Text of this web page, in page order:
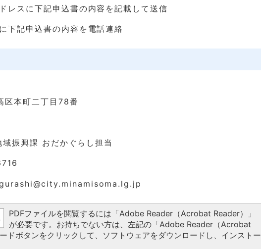
スに下記申込書の内容を記載して送信
下記申込書の内容を電話連絡
区本町二丁目78番
振興課 おだかぐらし担当
PDFファイルを閲覧するには「Adobe Reader（Acrobat Reader）」
が必要です。お持ちでない方は、左記の「Adobe Reader（Acrobat
ドボタンをクリックして、ソフトウェアをダウンロードし、インストー